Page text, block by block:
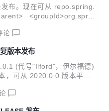
布。现在可从 repo.spring.
<groupId>org.sprin
version> <relativ
本的第三个错误修正版
论
版本发布
(代号"Ilford"，伊尔福德)
，可从 2020.0.0 版本平滑
<depende